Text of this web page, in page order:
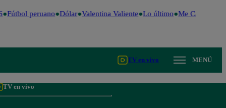
Fútbol peruano Dólar Valentina Valiente Lo último Me Caigo de
TV en vivo MENÚ
TV en vivo